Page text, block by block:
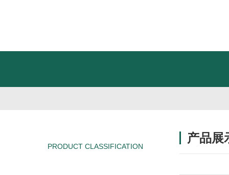
PRODUCT CLASSIFICATION
产品展